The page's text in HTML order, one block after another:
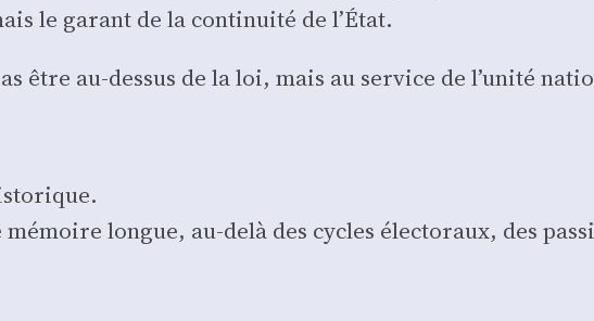
le garant de la conti­nui­té de l’État.
être au-des­sus de la loi, mais au ser­vice de l’unité
longue, au-delà des cycles élec­to­raux, des